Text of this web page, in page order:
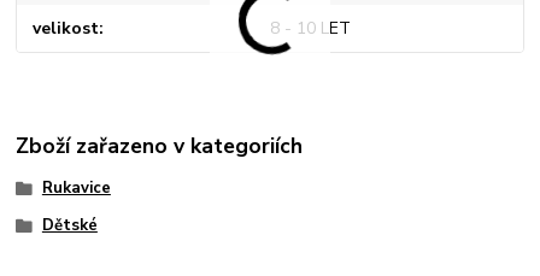
velikost 8 - 10 LET
Zboží zařazeno v kategoriích
Rukavice
Dětské